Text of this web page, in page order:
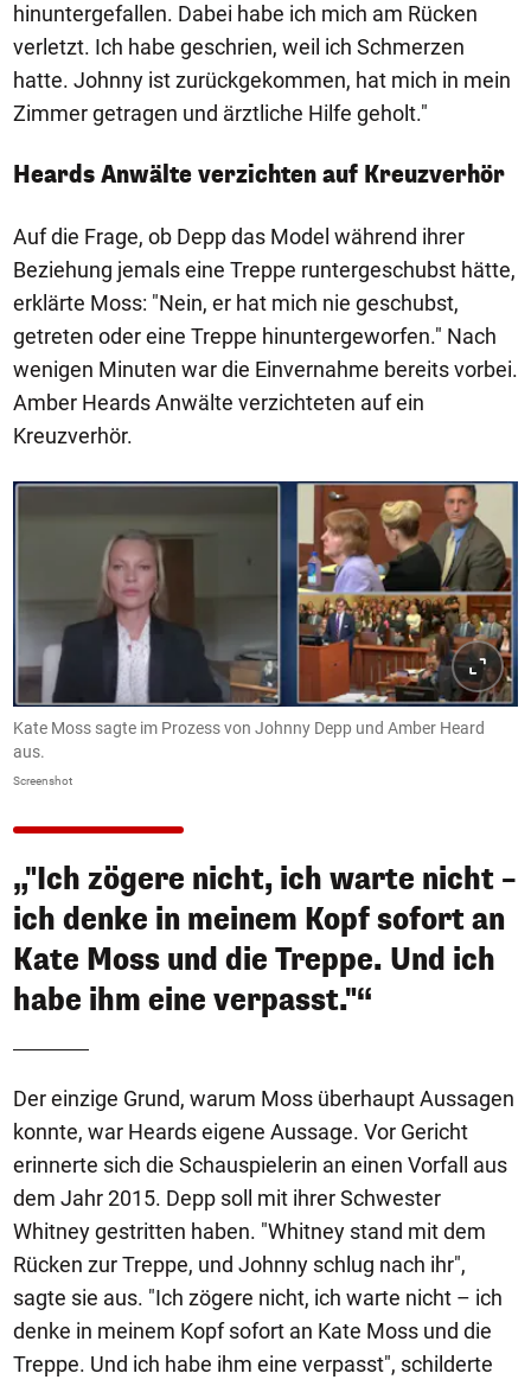
hinuntergefallen. Dabei habe ich mich am Rücken
verletzt. Ich habe geschrien, weil ich Schmerzen
hatte. Johnny ist zurückgekommen, hat mich in mein
Zimmer getragen und ärztliche Hilfe geholt."
Heards Anwälte verzichten auf Kreuzverhör
Auf die Frage, ob Depp das Model während ihrer
Beziehung jemals eine Treppe runtergeschubst hätte,
erklärte Moss: "Nein, er hat mich nie geschubst,
getreten oder eine Treppe hinuntergeworfen." Nach
wenigen Minuten war die Einvernahme bereits vorbei.
Amber Heards Anwälte verzichteten auf ein
Kreuzverhör.
Kate Moss sagte im Prozess von Johnny Depp und Amber Heard
aus.
Screenshot
„"Ich zögere nicht, ich warte nicht –
ich denke in meinem Kopf sofort an
Kate Moss und die Treppe. Und ich
habe ihm eine verpasst."“
Der einzige Grund, warum Moss überhaupt Aussagen
konnte, war Heards eigene Aussage. Vor Gericht
erinnerte sich die Schauspielerin an einen Vorfall aus
dem Jahr 2015. Depp soll mit ihrer Schwester
Whitney gestritten haben. "Whitney stand mit dem
Rücken zur Treppe, und Johnny schlug nach ihr",
sagte sie aus. "Ich zögere nicht, ich warte nicht – ich
denke in meinem Kopf sofort an Kate Moss und die
Treppe. Und ich habe ihm eine verpasst", schilderte